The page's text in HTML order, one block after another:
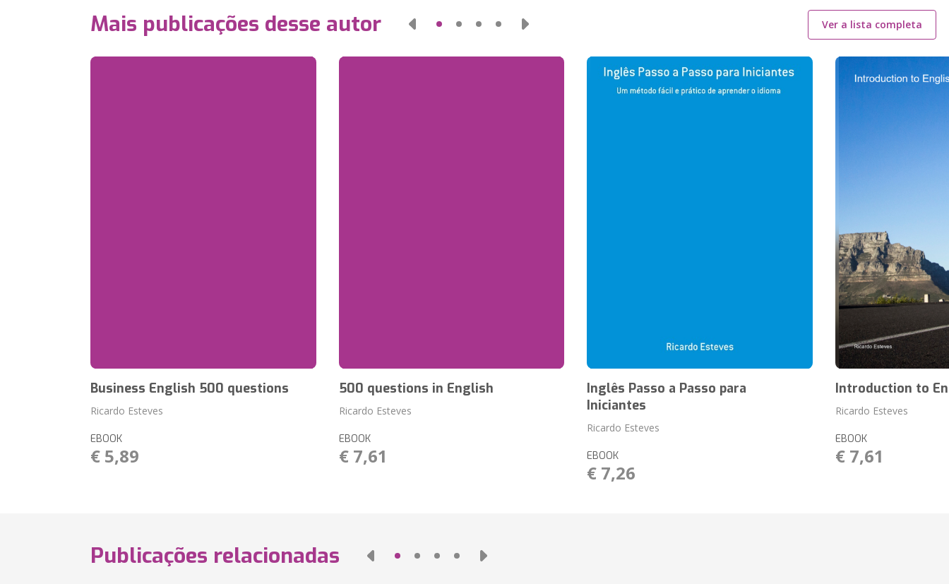
Mais publicações desse autor Ver a lista completa
Business English 500 questions
Ricardo Esteves
EBOOK
€ 5,89
500 questions in English
Ricardo Esteves
EBOOK
€ 7,61
Inglês Passo a Passo para
Iniciantes
Ricardo Esteves
EBOOK
€ 7,26
Introduction to
Ricardo Esteves
EBOOK
€ 7,61
Publicações relacionadas